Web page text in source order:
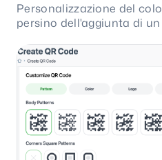
Personalizzazione del
persino dell'aggiunta di